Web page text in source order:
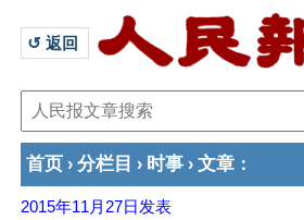
↺ 返回
首页 › 分栏目 › 时事 › 文章 ：
2015年11月27日 发表